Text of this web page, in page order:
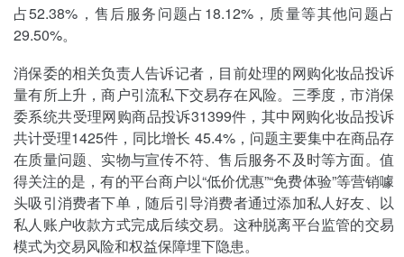
占52.38%，售后服务问题占18.12%，质量等其他问题占
29.50%。
消保委的相关负责人告诉记者，目前处理的网购化妆品投诉
量有所上升，商户引流私下交易存在风险。三季度，市消保
委系统共受理网购商品投诉31399件，其中网购化妆品投诉
共计受理1425件，同比增长 45.4%，问题主要集中在商品存
在质量问题、实物与宣传不符、售后服务不及时等方面。值
得关注的是，有的平台商户以“低价优惠”“免费体验”等营销噱
头吸引消费者下单，随后引导消费者通过添加私人好友、以
私人账户收款方式完成后续交易。这种脱离平台监管的交易
模式为交易风险和权益保障埋下隐患。